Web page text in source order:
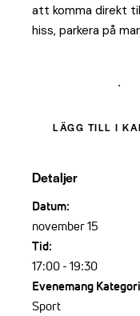
att komma direkt
hiss, parkera på
.
LÄGG TILL I
Detaljer
Datum:
november 15
Tid:
17:00 - 19:30
Evenemang
Sport